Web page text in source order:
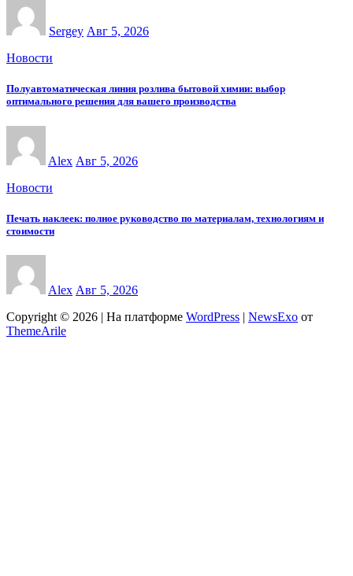
Sergey Авг 5, 2026
Новости
Полуавтоматическая линия розлива бытовой химии: выбор
оптимального решения для вашего производства
Alex Авг 5, 2026
Новости
Печать наклеек: полное руководство по материалам, технологиям и
стоимости
Alex Авг 5, 2026
Copyright © 2026 | На платформе WordPress | NewsExo от
ThemeArile